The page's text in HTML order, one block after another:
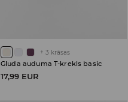
+ 3 krāsas
Gluda auduma T-krekls basic
17,99 EUR